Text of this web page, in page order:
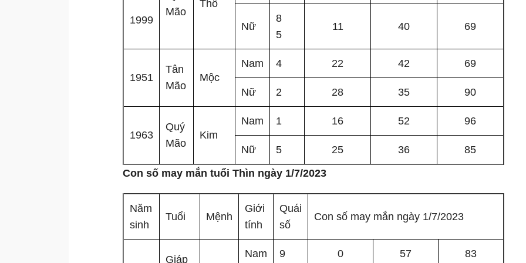
1999
Mão
Thổ
Nữ
8
5
11 40 69
1951
Tân
Mão
Mộc
Nam 4 22 42 69
Nữ 2 28 35 90
1963
Quý
Mão
Kim
Nam 1 16 52 96
Nữ 5 25 36
85
Con số may mắn tuổi Thìn ngày 1/7/2023
Năm
sinh
Tuổi Mệnh
Giới
tính
Quái
số
Con số may mắn ngày 1/7/2023
Giáp Nam 9 0 57 83